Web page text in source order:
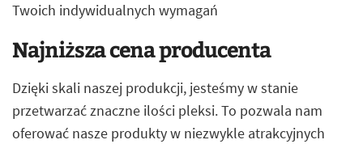
Twoich indywidualnych wymagań
Najniższa cena producenta
Dzięki skali naszej produkcji, jesteśmy w stanie
przetwarzać znaczne ilości pleksi. To pozwala nam
oferować nasze produkty w niezwykle atrakcyjnych